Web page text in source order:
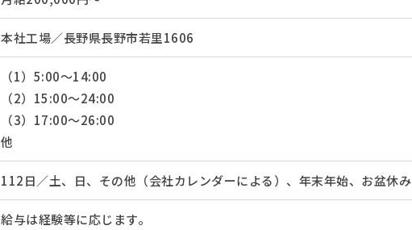
本社工場／長野県長野市若里1606
（1）5:00～14:00
（2）15:00～24:00
（3）17:00～26:00
他
112日／土、日、その他（会社カレンダーによる）、年末年始、お盆休み
給与は経験等に応じます。